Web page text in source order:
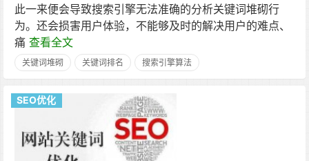
此一来便会导致搜索引擎无法准确的分析关键词堆砌行
为。还会损害用户体验，不能够及时的解决用户的难点、
痛 查看全文
关键词堆砌 关键词排名 搜索引擎算法
SEO优化